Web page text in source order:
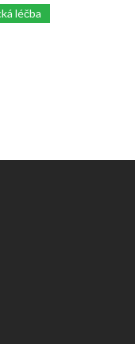
léčba